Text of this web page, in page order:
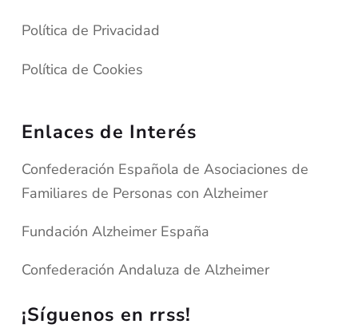
Política de Privacidad
Política de Cookies
Enlaces de Interés
Confederación Española de Asociaciones de
Familiares de Personas con Alzheimer
Fundación Alzheimer España
Confederación Andaluza de Alzheimer
¡Síguenos en rrss!